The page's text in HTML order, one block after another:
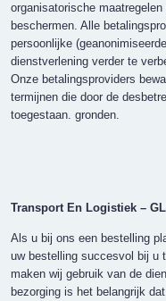
organisatorische
beschermen. Alle
persoonlijke
dienstverlening verder te
Onze betalingsproviders
termijnen die door de
toegestaan. gronden.
Transport En Logistiek –
Als u bij ons een bestelling
uw bestelling succesvol bij u
maken wij gebruik van de
bezorging is het belangrijk